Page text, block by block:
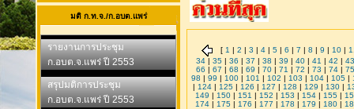
มติ ก.ท.จ./ก.อบต.แพร่
รายงานการประชุม
ก.อบต.จ.แพร่ ปี 2553
สรุปมติการประชุม
ก.อบต.จ.แพร่ ปี 2553
[ 1 | 2 | 3 | 4| 5| 6 | 7 | 8 | 9 | 10|
34 | 35 | 36 | 37 | 38 | 39 | 40 | 41 | 42 | 43
66 | 67 | 68 | 69 | 70 | 71 | 72 | 73 | 74 | 75
98 | 99 | 100 | 101 | 102 | 103 | 104 | 105 |
| 124| 125| 126 | 127 | 128 | 129 | 130|
149 | 150| 151 | 152 | 153 | 154| 155|
174| 175| 176 | 177 | 178 | 179 | 180|